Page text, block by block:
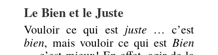
Le Bien et le Juste
Vouloir ce qui estjuste … c’est
bien, mais vouloir ce qui est Bien